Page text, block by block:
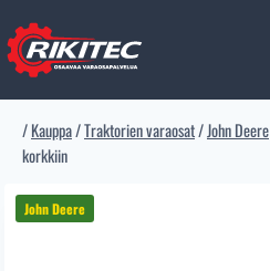
sisältöön
/Kauppa/Traktorien varaosat/John Deere
korkkiin